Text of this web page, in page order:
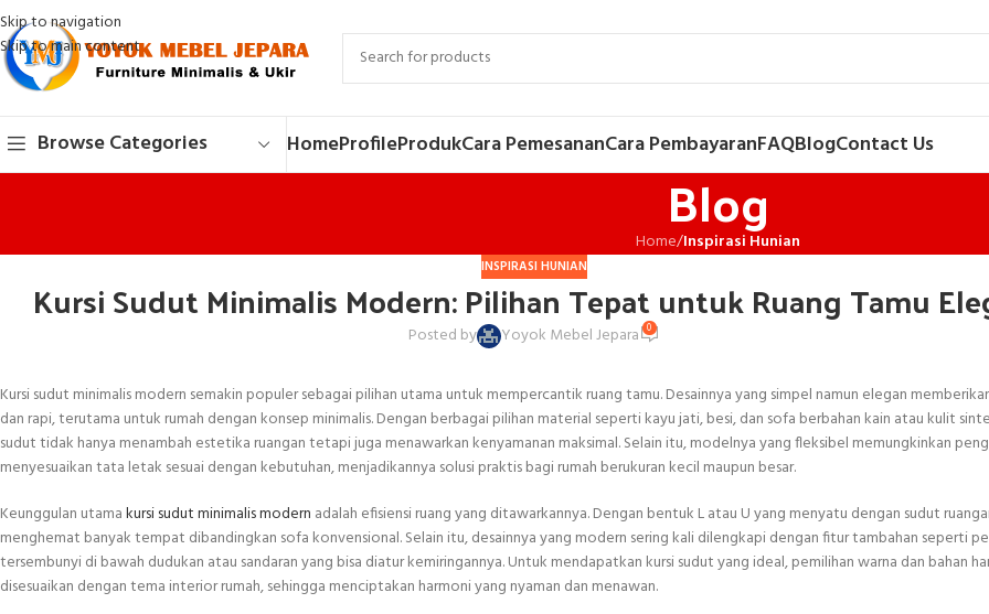
Skip to navigation
Skip to main content
Browse Categories HomeProfileProdukCara PemesananCara PembayaranFAQBlogContact Us
Blog
Home/Inspirasi Hunian
INSPIRASI HUNIAN
Kursi Sudut Minimalis Modern: Pilihan Tepat untuk Ruang Tamu
Posted by Yoyok Mebel Jepara 0
Kursi sudut minimalis modern semakin populer sebagai pilihan utama untuk mempercantik ruang tamu. Desainnya yang simpel namun elegan
dan rapi, terutama untuk rumah dengan konsep minimalis. Dengan berbagai pilihan material seperti kayu jati, besi, dan sofa berbahan kain atau kulit
sudut tidak hanya menambah estetika ruangan tetapi juga menawarkan kenyamanan maksimal. Selain itu, modelnya yang fleksibel memungkinkan
menyesuaikan tata letak sesuai dengan kebutuhan, menjadikannya solusi praktis bagi rumah berukuran kecil maupun besar.
Keunggulan utamakursi sudut minimalis modern adalah efisiensi ruang yang ditawarkannya. Dengan bentuk L atau U yang menyatu dengan sudut
menghemat banyak tempat dibandingkan sofa konvensional. Selain itu, desainnya yang modern sering kali dilengkapi dengan fitur tambahan seperti
tersembunyi di bawah dudukan atau sandaran yang bisa diatur kemiringannya. Untuk mendapatkan kursi sudut yang ideal, pemilihan warna dan bahan
disesuaikan dengan tema interior rumah, sehingga menciptakan harmoni yang nyaman dan menawan.